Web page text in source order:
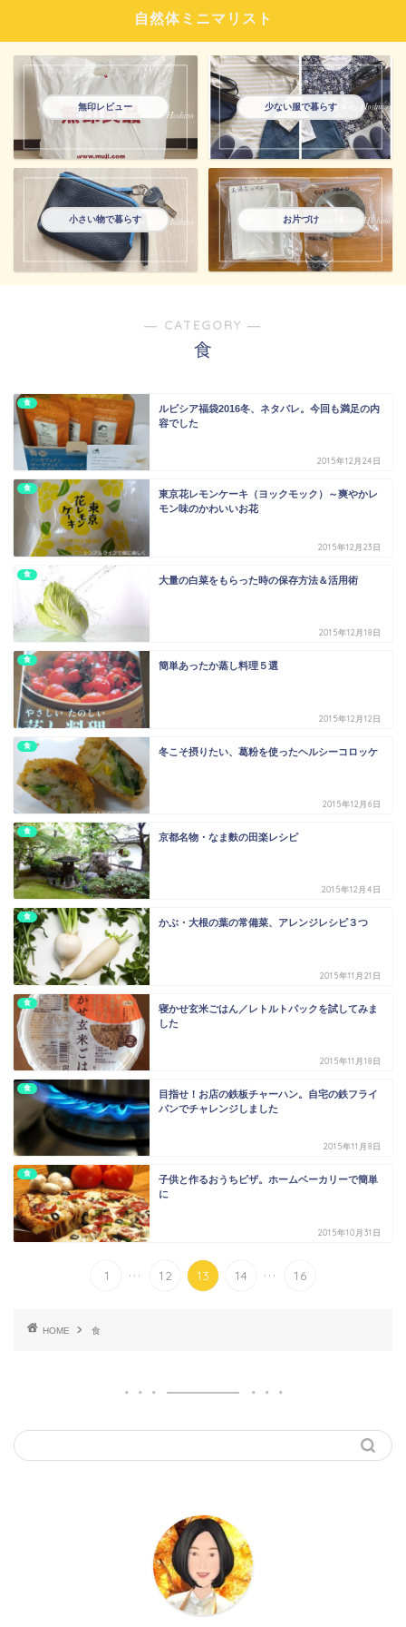
自然体ミニマリスト
無印レビュー 少ない服で暮らす
小さい物で暮らす お片づけ
― CATEGORY ―
食
食
ルピシア福袋2016冬、ネタバレ。今回も満足の内
容でした
2015年12月24日
食
東京花レモンケーキ（ヨックモック）～爽やかレ
モン味のかわいいお花
2015年12月23日
食
大量の白菜をもらった時の保存方法＆活用術
2015年12月18日
食
簡単あったか蒸し料理５選
2015年12月12日
食
冬こそ摂りたい、葛粉を使ったヘルシーコロッケ
2015年12月6日
食
京都名物・なま麩の田楽レシピ
2015年12月4日
食
かぶ・大根の葉の常備菜、アレンジレシピ３つ
2015年11月21日
食
寝かせ玄米ごはん／レトルトパックを試してみま
した
2015年11月18日
食
目指せ！お店の鉄板チャーハン。自宅の鉄フライ
パンでチャレンジしました
2015年11月8日
食
子供と作るおうちピザ。ホームベーカリーで簡単
に
2015年10月31日
1 ... 12 13 14 ... 16
HOME 食